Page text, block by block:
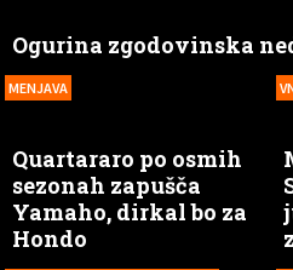
MENJAVA
Quartararo po osmih
sezonah zapušča
Yamaho, dirkal bo za
Hondo
Ogurina zgodovinska